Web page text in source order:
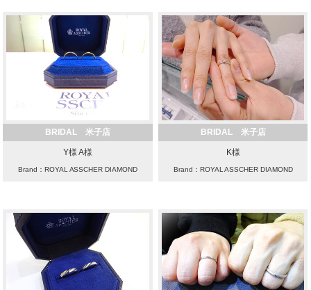
BRIDAL 米子店
Y様 A様
Brand：ROYAL ASSCHER DIAMOND
BRIDAL 米子店
K様
Brand：ROYAL ASSCHER DIAMOND